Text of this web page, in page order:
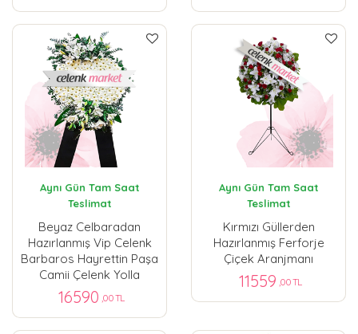
Aynı Gün Tam Saat
Teslimat
Beyaz Celbaradan
Hazırlanmış Vip Celenk
Barbaros Hayrettin Paşa
Camii Çelenk Yolla
16590 ,00 TL
Aynı Gün Tam Saat
Teslimat
Kırmızı Güllerden
Hazırlanmış Ferforje
Çiçek Aranjmanı
11559 ,00 TL